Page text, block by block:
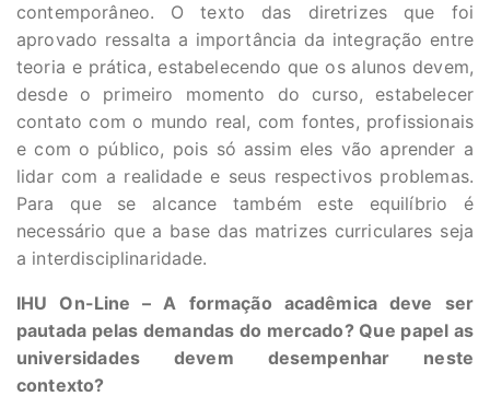
contemporâneo. O texto das diretrizes que foi
aprovado ressalta a importância da integração entre
teoria e prática, estabelecendo que os alunos devem,
desde o primeiro momento do curso, estabelecer
contato com o mundo real, com fontes, profissionais
e com o público, pois só assim eles vão aprender a
lidar com a realidade e seus respectivos problemas.
Para que se alcance também este equilíbrio é
necessário que a base das matrizes curriculares seja
a interdisciplinaridade.
IHU On-Line – A formação acadêmica deve ser
pautada pelas demandas do mercado? Que papel as
universidades devem desempenhar neste
contexto?